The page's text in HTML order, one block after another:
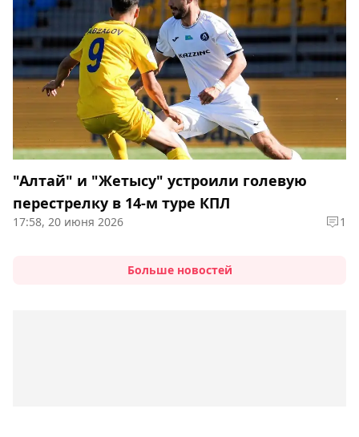
"Алтай" и "Жетысу" устроили голевую
перестрелку в 14-м туре КПЛ
17:58, 20 июня 2026 1
Больше новостей